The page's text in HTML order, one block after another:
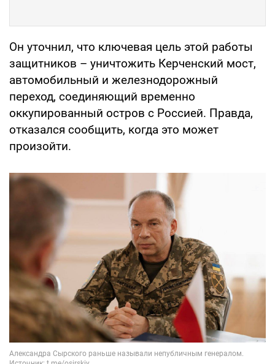
Он уточнил, что ключевая цель этой работы
защитников – уничтожить Керченский мост,
автомобильный и железнодорожный
переход, соединяющий временно
оккупированный остров с Россией. Правда,
отказался сообщить, когда это может
произойти.